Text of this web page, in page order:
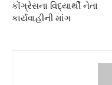
કોંગ્રેસના વિદ્યાર્થી નેતા
કાર્યવાહીની માંગ